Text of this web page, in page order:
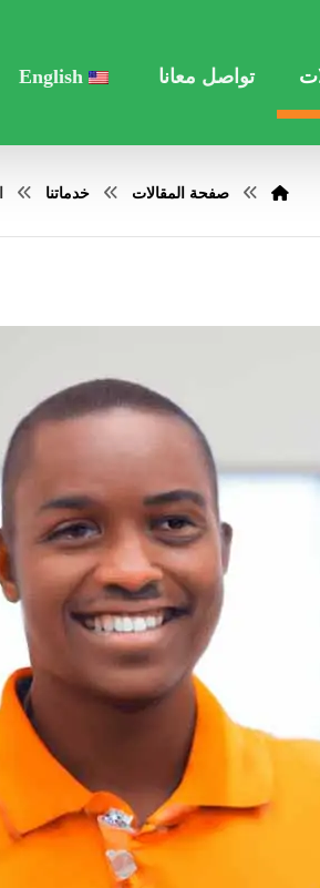
تواصل معانا English
صفحة المقالات خدماتنا